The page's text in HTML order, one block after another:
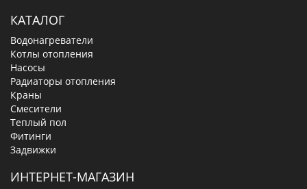
КАТАЛОГ
Водонагреватели
Котлы отопления
Насосы
Радиаторы отопления
Краны
Смесители
Теплый пол
Фитинги
Задвижки
ИНТЕРНЕТ-МАГАЗИН